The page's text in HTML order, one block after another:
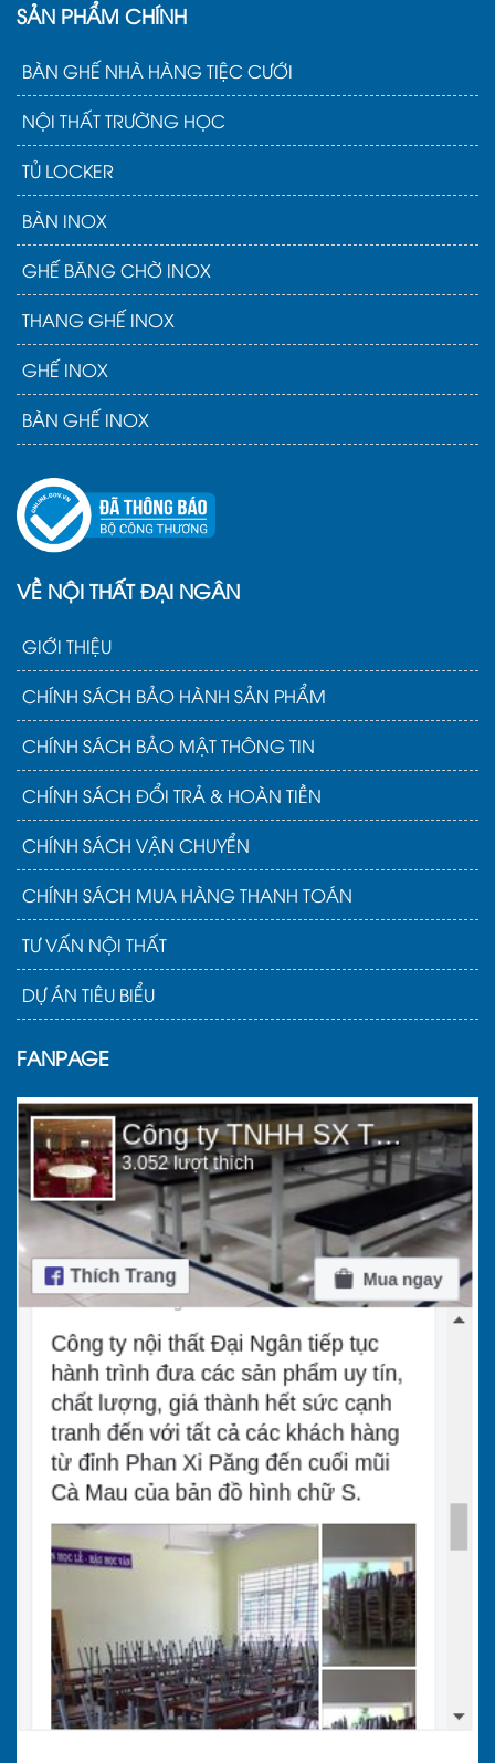
SẢN PHẨM CHÍNH
BÀN GHẾ NHÀ HÀNG TIỆC CƯỚI
NỘI THẤT TRƯỜNG HỌC
TỦ LOCKER
BÀN INOX
GHẾ BĂNG CHỜ INOX
THANG GHẾ INOX
GHẾ INOX
BÀN GHẾ INOX
VỀ NỘI THẤT ĐẠI NGÂN
GIỚI THIỆU
CHÍNH SÁCH BẢO HÀNH SẢN PHẨM
CHÍNH SÁCH BẢO MẬT THÔNG TIN
CHÍNH SÁCH ĐỔI TRẢ & HOÀN TIỀN
CHÍNH SÁCH VẬN CHUYỂN
CHÍNH SÁCH MUA HÀNG THANH TOÁN
TƯ VẤN NỘI THẤT
DỰ ÁN TIÊU BIỂU
FANPAGE